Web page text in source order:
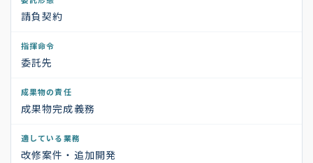
請負契約
委託先
成果物完成義務
改修案件・追加開発